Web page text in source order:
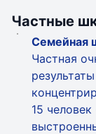
Частные
Семейная
Частная
15